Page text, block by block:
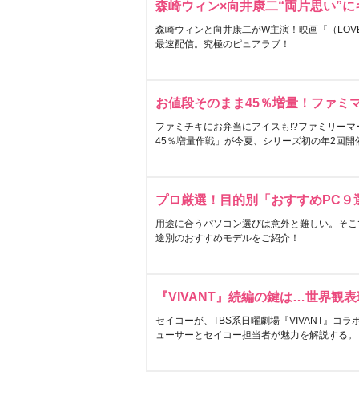
森崎ウィン×向井康二“両片思い”
森崎ウィンと向井康二がW主演！映画『（
最速配信。究極のピュアラブ！
お値段そのまま45％増量！ファミ
ファミチキにお弁当にアイスも!?ファミリー
45％増量作戦」が今夏、シリーズ初の年2回開
プロ厳選！目的別「おすすめPC９
用途に合うパソコン選びは意外と難しい。そ
途別のおすすめモデルをご紹介！
『VIVANT』続編の鍵は…世界観
セイコーが、TBS系日曜劇場『VIVANT』コラ
ューサーとセイコー担当者が魅力を解説する。